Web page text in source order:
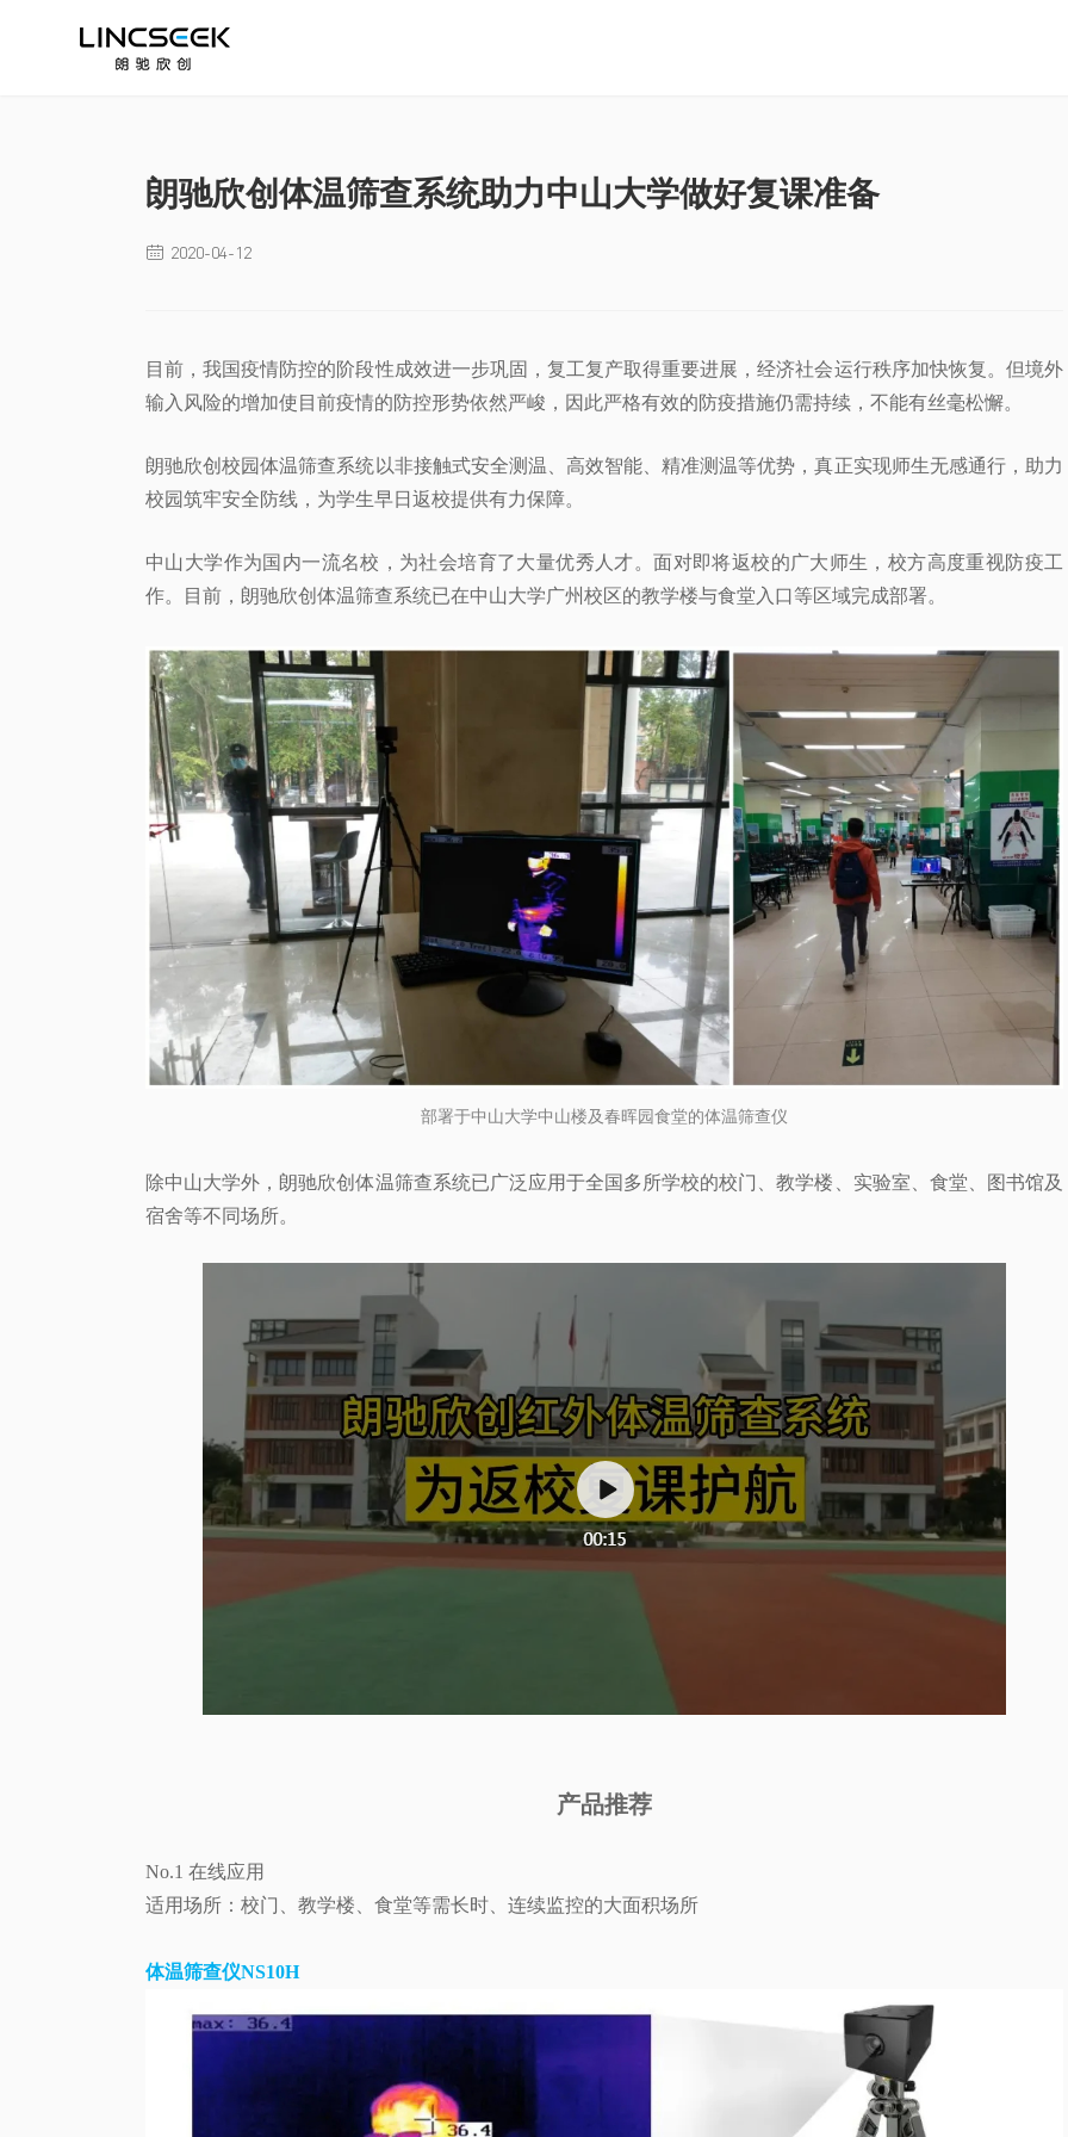
朗驰欣创体温筛查系统助力中山大学做好复课准备
 2020-04-12
目前，我国疫情防控的阶段性成效进一步巩固，复工复产取得重要进展，经济社会运行秩序加快恢复。但境外
输入风险的增加使目前疫情的防控形势依然严峻，因此严格有效的防疫措施仍需持续，不能有丝毫松懈。
朗驰欣创校园体温筛查系统以非接触式安全测温、高效智能、精准测温等优势，真正实现师生无感通行，助力
校园筑牢安全防线，为学生早日返校提供有力保障。
中山大学作为国内一流名校，为社会培育了大量优秀人才。面对即将返校的广大师生，校方高度重视防疫工
作。目前，朗驰欣创体温筛查系统已在中山大学广州校区的教学楼与食堂入口等区域完成部署。
部署于中山大学中山楼及春晖园食堂的体温筛查仪
除中山大学外，朗驰欣创体温筛查系统已广泛应用于全国多所学校的校门、教学楼、实验室、食堂、图书馆及
宿舍等不同场所。
产品推荐
No.1 在线应用
适用场所：校门、教学楼、食堂等需长时、连续监控的大面积场所
体温筛查仪NS10H